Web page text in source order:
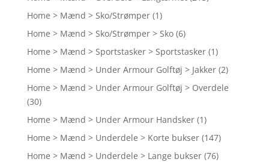
Home > Mænd > Sko/Strømper (1)
Home > Mænd > Sko/Strømper > Sko (6)
Home > Mænd > Sportstasker > Sportstasker (1)
Home > Mænd > Under Armour Golftøj > Jakker (2)
Home > Mænd > Under Armour Golftøj > Overdele
(30)
Home > Mænd > Under Armour Handsker (1)
Home > Mænd > Underdele > Korte bukser (147)
Home > Mænd > Underdele > Lange bukser (76)